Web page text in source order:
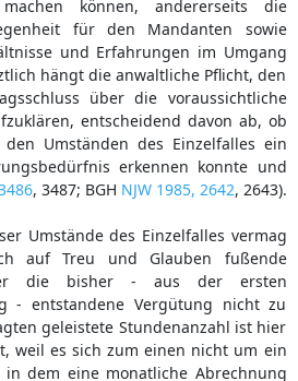
können, andererseits die
für den Mandanten sowie
und Erfahrungen im Umgang
hängt die anwaltliche Pflicht, den
über die voraussichtliche
entscheidend davon ab, ob
Umständen des Einzelfalles ein
erkennen konnte und
, 3487; BGH NJW 1985, 2642, 2643).
Umstände des Einzelfalles vermag
auf Treu und Glauben fußende
die bisher - aus der ersten
- entstandene Vergütung nicht zu
geleistete Stundenanzahl ist hier
weil es sich zum einen nicht um ein
in dem eine monatliche Abrechnung